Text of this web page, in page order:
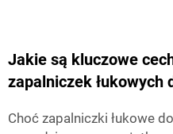
Jakie są kluczowe
zapalniczek łukowych
Choć zapalniczki łukowe